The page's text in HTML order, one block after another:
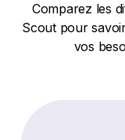
Comparez les
Scout pour
vos